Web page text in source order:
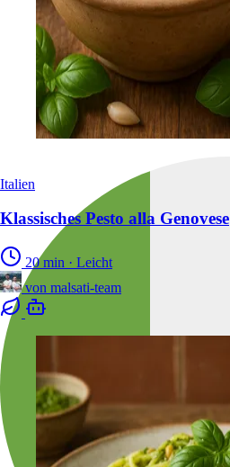
Italien
Klassisches Pesto alla Genovese
20 min · Leicht
von malsati-team